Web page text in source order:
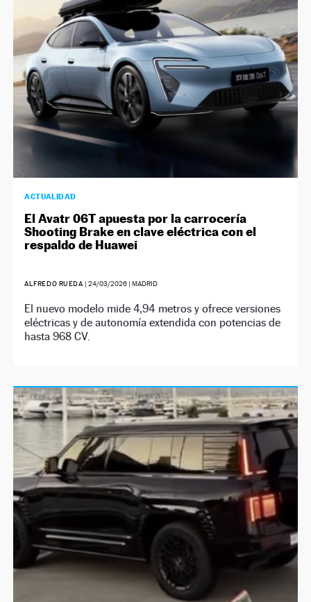
ACTUALIDAD
El Avatr 06T apuesta por la carrocería
Shooting Brake en clave eléctrica con el
respaldo de Huawei
ALFREDO RUEDA | 24/03/2026| MADRID
El nuevo modelo mide 4,94 metros y ofrece versiones
eléctricas y de autonomía extendida con potencias de
hasta 968 CV.